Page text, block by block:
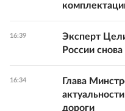
16:39
Эксперт
России
16:34
Глава
дороги